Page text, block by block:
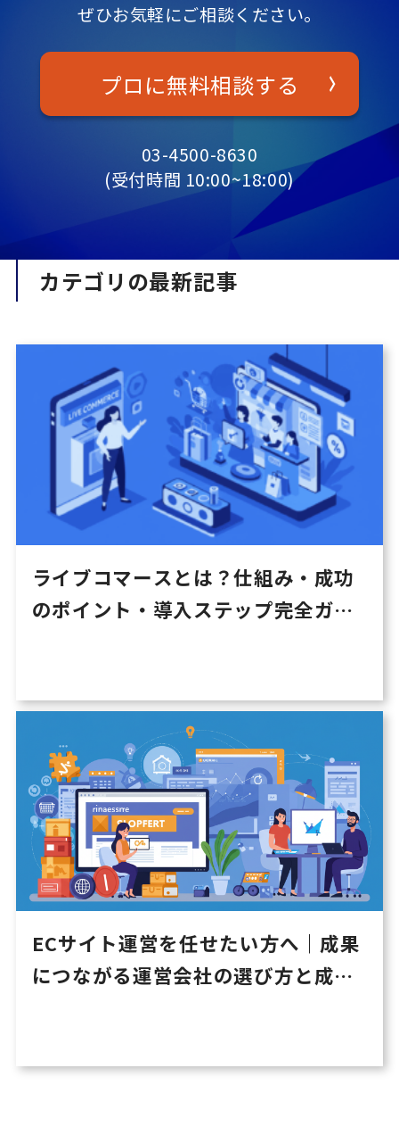
ぜひお気軽にご相談ください。
プロに無料相談する
03-4500-8630
(受付時間 10:00~18:00)
カテゴリの最新記事
ライブコマースとは？仕組み・成功
のポイント・導入ステップ完全ガイ
ECサイト運営を任せたい方へ｜成果
につながる運営会社の選び方と成功